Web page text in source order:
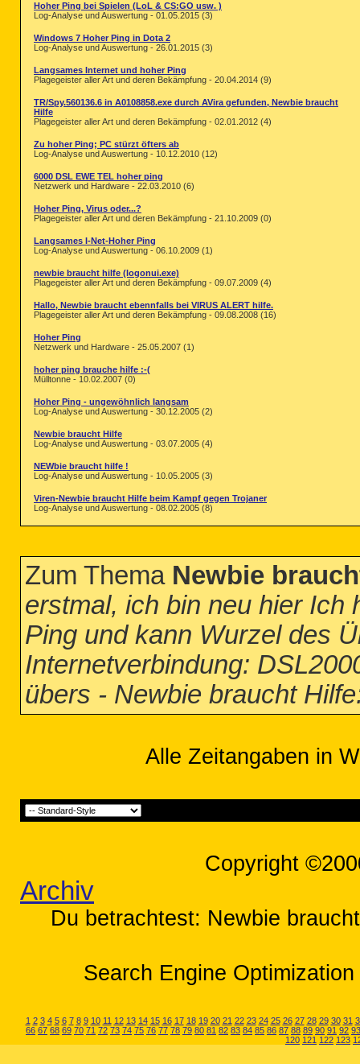
Hoher Ping bei Spielen (LoL & CS:GO usw. )
Log-Analyse und Auswertung - 01.05.2015 (3)
Windows 7 Hoher Ping in Dota 2
Log-Analyse und Auswertung - 26.01.2015 (3)
Langsames Internet und hoher Ping
Plagegeister aller Art und deren Bekämpfung - 20.04.2014 (9)
TR/Spy.560136.6 in A0108858.exe durch AVira gefunden, Newbie braucht
Hilfe
Plagegeister aller Art und deren Bekämpfung - 02.01.2012 (4)
Zu hoher Ping; PC stürzt öfters ab
Log-Analyse und Auswertung - 10.12.2010 (12)
6000 DSL EWE TEL hoher ping
Netzwerk und Hardware - 22.03.2010 (6)
Hoher Ping, Virus oder...?
Plagegeister aller Art und deren Bekämpfung - 21.10.2009 (0)
Langsames I-Net-Hoher Ping
Log-Analyse und Auswertung - 06.10.2009 (1)
newbie braucht hilfe (logonui.exe)
Plagegeister aller Art und deren Bekämpfung - 09.07.2009 (4)
Hallo, Newbie braucht ebennfalls bei VIRUS ALERT hilfe.
Plagegeister aller Art und deren Bekämpfung - 09.08.2008 (16)
Hoher Ping
Netzwerk und Hardware - 25.05.2007 (1)
hoher ping brauche hilfe :-(
Mülltonne - 10.02.2007 (0)
Hoher Ping - ungewöhnlich langsam
Log-Analyse und Auswertung - 30.12.2005 (2)
Newbie braucht Hilfe
Log-Analyse und Auswertung - 03.07.2005 (4)
NEWbie braucht hilfe !
Log-Analyse und Auswertung - 10.05.2005 (3)
Viren-Newbie braucht Hilfe beim Kampf gegen Trojaner
Log-Analyse und Auswertung - 08.02.2005 (8)
Zum Thema Newbie
erstmal, ich bin neu hier Ich
Ping und kann Wurzel des
Internetverbindung:
übers - Newbie braucht
Alle Zeitangaben in
Copyright
Archiv
Du betrachtest: Newbie
Search Engine
1 2 3 4 5 6 7 8 9 10 11 12 13 14 15 16 17 18 19 20 21 22 23 24 25 26 27 28 29 30 31
66 67 68 69 70 71 72 73 74 75 76 77 78 79 80 81 82 83 84 85 86 87 88 89 90 91 92 93
120 121 122 123